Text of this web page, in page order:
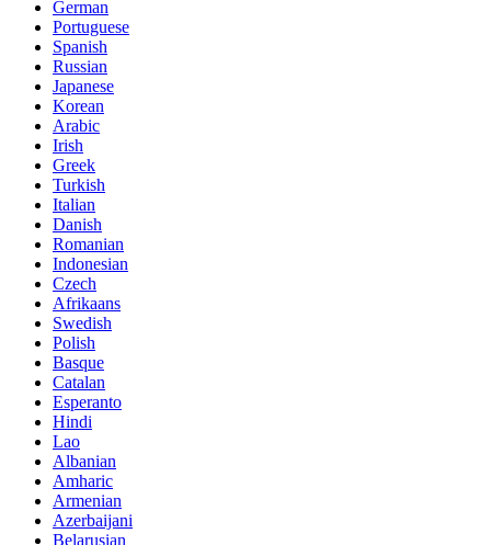
German
Portuguese
Spanish
Russian
Japanese
Korean
Arabic
Irish
Greek
Turkish
Italian
Danish
Romanian
Indonesian
Czech
Afrikaans
Swedish
Polish
Basque
Catalan
Esperanto
Hindi
Lao
Albanian
Amharic
Armenian
Azerbaijani
Belarusian